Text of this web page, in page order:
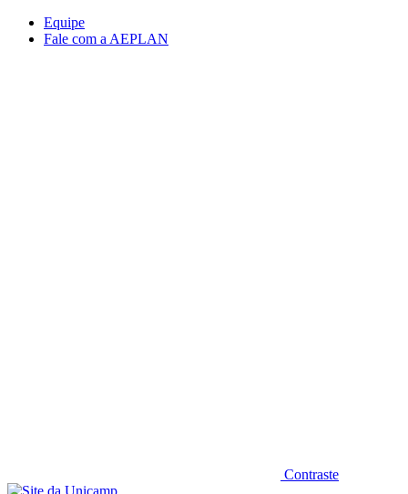
Conteúdo principal
Equipe
Fale com a AEPLAN
Contraste